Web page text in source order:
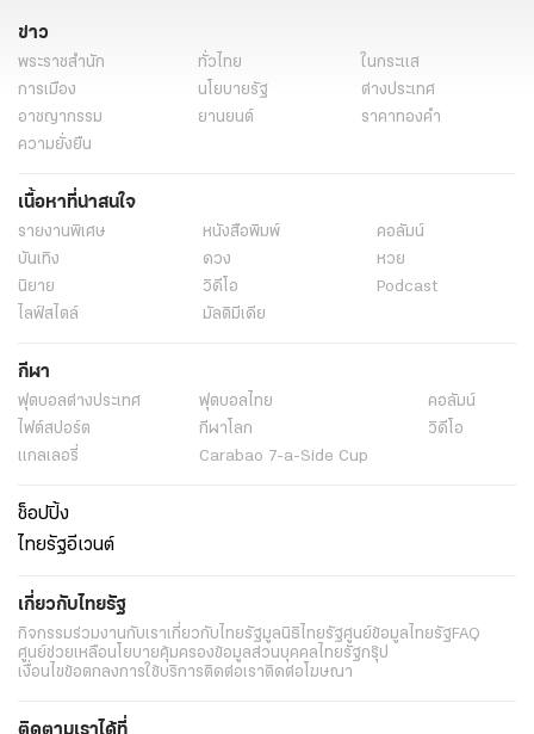
ข่าว
พระราชสำนัก ทั่วไทย
ในกระแส
การเมือง
นโยบายรัฐ
ต่างประเทศ
อาชญากรรม
ยานยนต์
ราคาทองคำ
ความยั่งยืน
เนื้อหาที่น่าสนใจ
รายงานพิเศษ หนังสือพิมพ์
คอลัมน์
บันเทิง
ดวง
หวย
นิยาย
วิดีโอ
Podcast
ไลฟ์สไตล์
มัลติมีเดีย
กีฬา
ฟุตบอลต่่างประเทศ ฟุตบอลไทย
คอลัมน์
ไฟต์สปอร์ต
กีฬาโลก
วิดีโอ
แกลเลอรี่
Carabao 7-a-Side Cup
ช็อปปิ้ง
ไทยรัฐอีเวนต์
เกี่ยวกับไทยรัฐ
กิจกรรมร่วมงานกับเราเกี่ยวกับไทยรัฐมูลนิธิไทยรัฐศูนย์ข้อมูลไทยรัฐFAQ
ศูนย์ช่วยเหลือนโยบายคุ้มครองข้อมูลส่วนบุคคลไทยรัฐกรุ๊ป
เงื่อนไขข้อตกลงการใช้บริการติดต่อเราติดต่อโฆษณา